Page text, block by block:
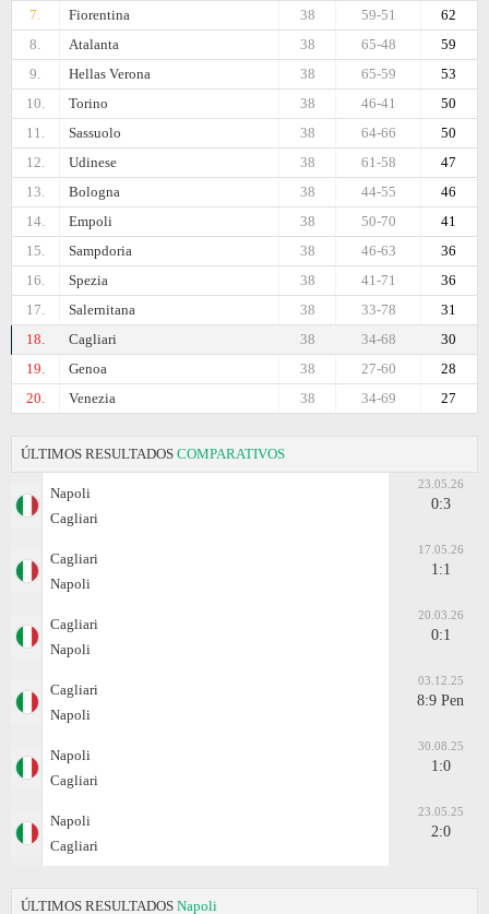
7. Fiorentina 62
59-51
38
8.
Atalanta 59
65-48
38
9.
Hellas Verona 53
65-59
38
10.
Torino 50
46-41
38
11.
Sassuolo 50
64-66
38
12.
Udinese 47
61-58
38
13.
Bologna 46
44-55
38
14.
Empoli 41
50-70
38
15.
Sampdoria 36
46-63
38
16.
Spezia 36
41-71
38
17.
Salernitana 31
33-78
38
18.
Cagliari 30
34-68
38
19.
Genoa 28
27-60
38
20.
Venezia 27
34-69
38
ÚLTIMOS RESULTADOS COMPARATIVOS
Napoli
Cagliari
23.05.26
0:3
Cagliari
Napoli
17.05.26
1:1
Cagliari
Napoli
20.03.26
0:1
Cagliari
Napoli
03.12.25
8:9 Pen
Napoli
Cagliari
30.08.25
1:0
Napoli
Cagliari
23.05.25
2:0
ÚLTIMOS RESULTADOS Napoli